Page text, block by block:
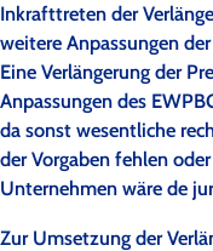
Inkrafttreten der
weitere Anpassungen
Eine Verlängerung der
Anpassungen des
da sonst wesentliche
der Vorgaben fehlen
Unternehmen wäre de
Zur Umsetzung der